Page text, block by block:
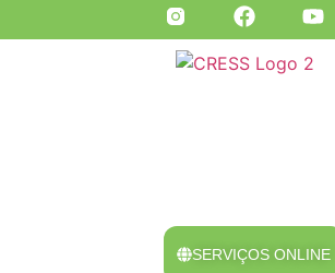
SERVIÇOS ONLINE